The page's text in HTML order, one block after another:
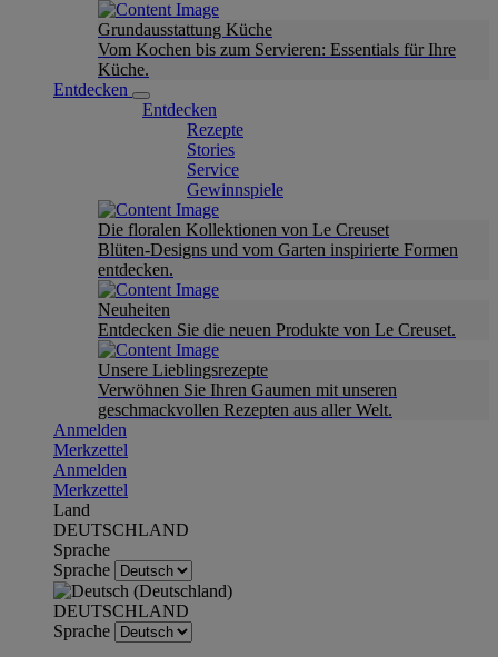
Grundausstattung Küche
Vom Kochen bis zum Servieren: Essentials für Ihre
Küche.
Entdecken
Entdecken
Rezepte
Stories
Service
Gewinnspiele
Die floralen Kollektionen von Le Creuset
Blüten-Designs und vom Garten inspirierte Formen
entdecken.
Neuheiten
Entdecken Sie die neuen Produkte von Le Creuset.
Unsere Lieblingsrezepte
Verwöhnen Sie Ihren Gaumen mit unseren
geschmackvollen Rezepten aus aller Welt.
Anmelden
Merkzettel
Anmelden
Merkzettel
Land
DEUTSCHLAND
Sprache
Sprache
DEUTSCHLAND
Sprache